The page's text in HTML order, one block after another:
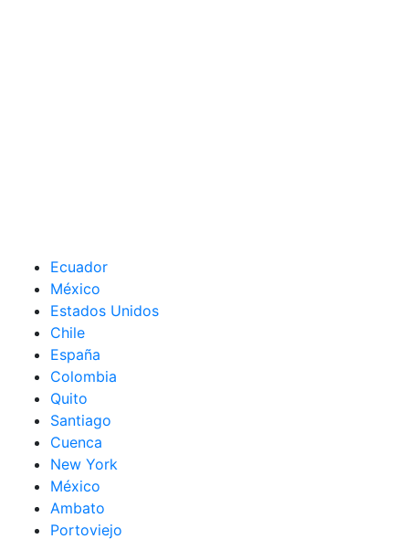
Ecuador
México
Estados Unidos
Chile
España
Colombia
Quito
Santiago
Cuenca
New York
México
Ambato
Portoviejo